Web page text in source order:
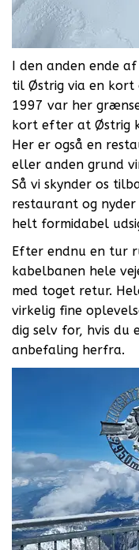
I den anden ende
til Østrig via en
1997 var her
kort efter at Østrig
Her er også en
eller anden grund
Så vi skynder os
restaurant og
helt formidabel
Efter endnu en tur
kabelbanen hele
med toget retur.
virkelig fine
dig selv for, hvis du
anbefaling herfra.